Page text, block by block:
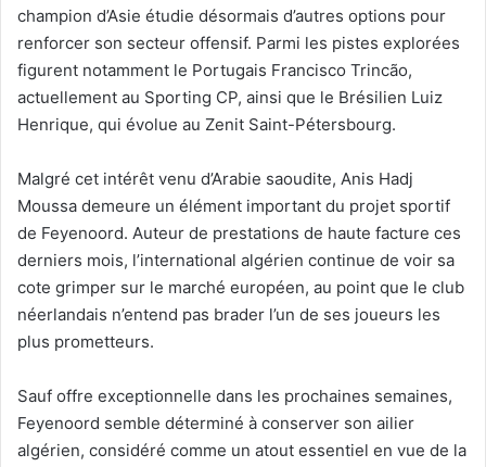
champion d’Asie étudie désormais d’autres options pour
renforcer son secteur offensif. Parmi les pistes explorées
figurent notamment le Portugais Francisco Trincão,
actuellement au Sporting CP, ainsi que le Brésilien Luiz
Henrique, qui évolue au Zenit Saint-Pétersbourg.
Malgré cet intérêt venu d’Arabie saoudite, Anis Hadj
Moussa demeure un élément important du projet sportif
de Feyenoord. Auteur de prestations de haute facture ces
derniers mois, l’international algérien continue de voir sa
cote grimper sur le marché européen, au point que le club
néerlandais n’entend pas brader l’un de ses joueurs les
plus prometteurs.
Sauf offre exceptionnelle dans les prochaines semaines,
Feyenoord semble déterminé à conserver son ailier
algérien, considéré comme un atout essentiel en vue de la